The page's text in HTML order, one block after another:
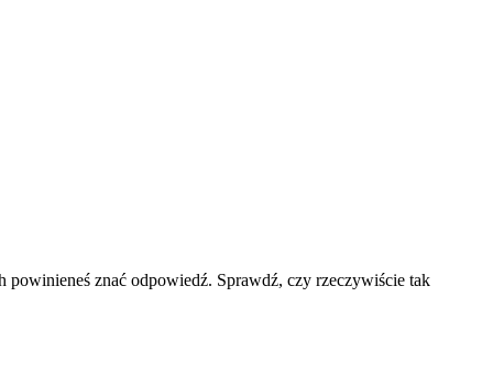
znać odpowiedź. Sprawdź, czy rzeczywiście tak